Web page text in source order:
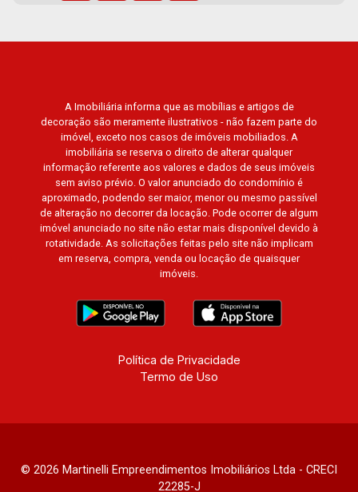
A Imobiliária informa que as mobílias e artigos de
decoração são meramente ilustrativos - não fazem parte do
imóvel, exceto nos casos de imóveis mobiliados. A
imobiliária se reserva o direito de alterar qualquer
informação referente aos valores e dados de seus imóveis
sem aviso prévio. O valor anunciado do condomínio é
aproximado, podendo ser maior, menor ou mesmo passível
de alteração no decorrer da locação. Pode ocorrer de algum
imóvel anunciado no site não estar mais disponível devido à
rotatividade. As solicitações feitas pelo site não implicam
em reserva, compra, venda ou locação de quaisquer
imóveis.
Política de Privacidade
Termo de Uso
© 2026 Martinelli Empreendimentos Imobiliários Ltda - CRECI
22285-J